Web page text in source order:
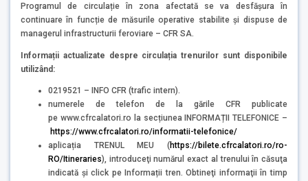
Programul de circulație în zona afectată se va desfășura în
continuare în funcție de măsurile operative stabilite și dispuse de
managerul infrastructurii feroviare – CFR SA.
Informații actualizate despre circulația trenurilor sunt disponibile
utilizând:
0219521 – INFO CFR (trafic intern).
numerele de telefon de la gările CFR publicate
pe www.cfrcalatori.ro la secțiunea INFORMAȚII TELEFONICE –
https://www.cfrcalatori.ro/informatii-telefonice/
aplicația TRENUL MEU (https://bilete.cfrcalatori.ro/ro-
RO/Itineraries), introduceţi numărul exact al trenului în căsuţa
indicată şi click pe Informații tren. Obtineţi informaţii în timp